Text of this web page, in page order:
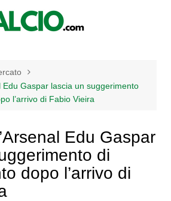
Edu Gaspar lascia un suggerimento
l’arrivo di Fabio Vieira
Edu Gaspar
di
dopo l’arrivo di